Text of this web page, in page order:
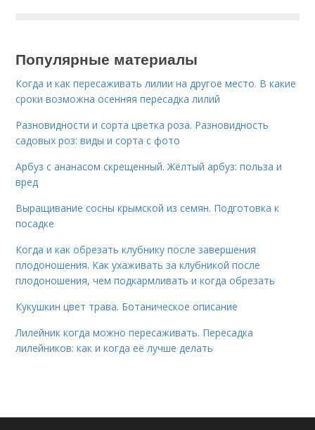
Популярные материалы
Когда и как пересаживать лилии на другое место. В какие
сроки возможна осенняя пересадка лилий
Разновидности и сорта цветка роза. Разновидность
садовых роз: виды и сорта с фото
Арбуз с ананасом скрещенный. Жёлтый арбуз: польза и
вред
Выращивание сосны крымской из семян. Подготовка к
посадке
Когда и как обрезать клубнику после завершения
плодоношения. Как ухаживать за клубникой после
плодоношения, чем подкармливать и когда обрезать
Кукушкин цвет трава. Ботаническое описание
Лилейник когда можно пересаживать. Пересадка
лилейников: как и когда её лучше делать